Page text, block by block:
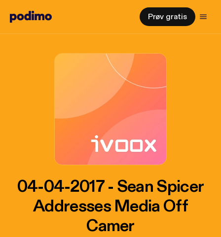
Prøv gratis
04-04-2017 - Sean Spicer
Addresses Media Off
Camer